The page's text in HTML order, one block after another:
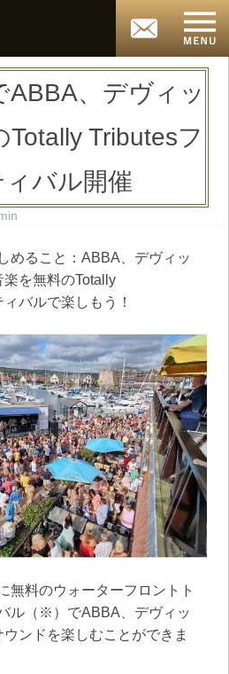
ABBA、デヴィッ
Totally Tributesフ
ィバル開催
めること：ABBA、デヴィッ
楽を無料のTotally
バルで楽しもう！
無料のウォーターフロントト
ル（※）でABBA、デヴィッ
ウンドを楽しむことができま